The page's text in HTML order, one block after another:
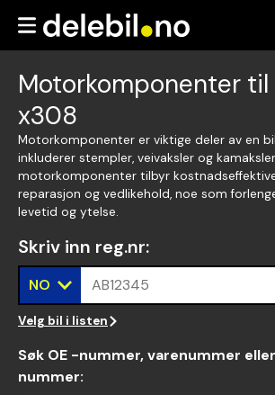
Motorkomponenter til
x308
Motorkomponenter er viktige deler av en
inkluderer stempler, veivaksler og
motorkomponenter tilbyr
reparasjon og vedlikehold, noe som
levetid og ytelse.
Skriv inn reg.nr:
NO AB12345
Velg bil i listen
Søk OE -nummer, varenummer
nummer: